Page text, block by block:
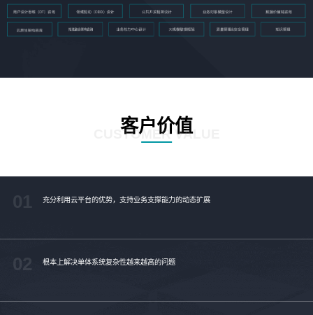
客户价值
CUSTOMER VALUE
充分利用云平台的优势，支持业务支撑能力的动态扩展
根本上解决单体系统复杂性越来越高的问题
02